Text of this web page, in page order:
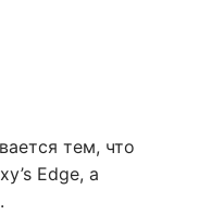
тем, что
Edge, а